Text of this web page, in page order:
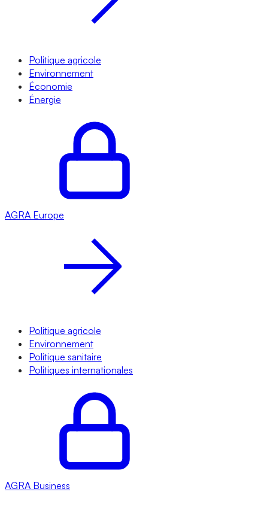
Politique agricole
Environnement
Économie
Énergie
AGRA Europe
Politique agricole
Environnement
Politique sanitaire
Politiques internationales
AGRA Business